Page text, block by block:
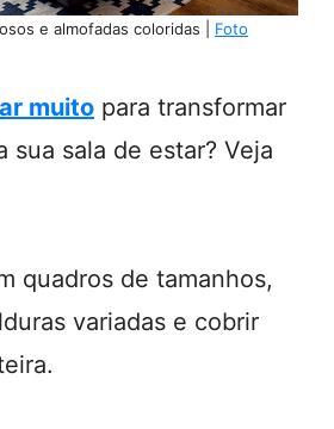
e almofadas coloridas | Foto
muito para transformar
sua sala de estar? Veja
quadros de tamanhos,
variadas e cobrir